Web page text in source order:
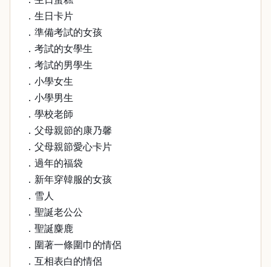
．生日卡片
．準備考試的女孩
．考試的女學生
．考試的男學生
．小學女生
．小學男生
．學校老師
．父母親節的康乃馨
．父母親節愛心卡片
．過年的福袋
．新年穿韓服的女孩
．雪人
．聖誕老公公
．聖誕麋鹿
．圍著一條圍巾的情侶
．互相表白的情侶